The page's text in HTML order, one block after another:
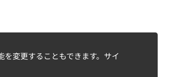
変更することもできます。サイ